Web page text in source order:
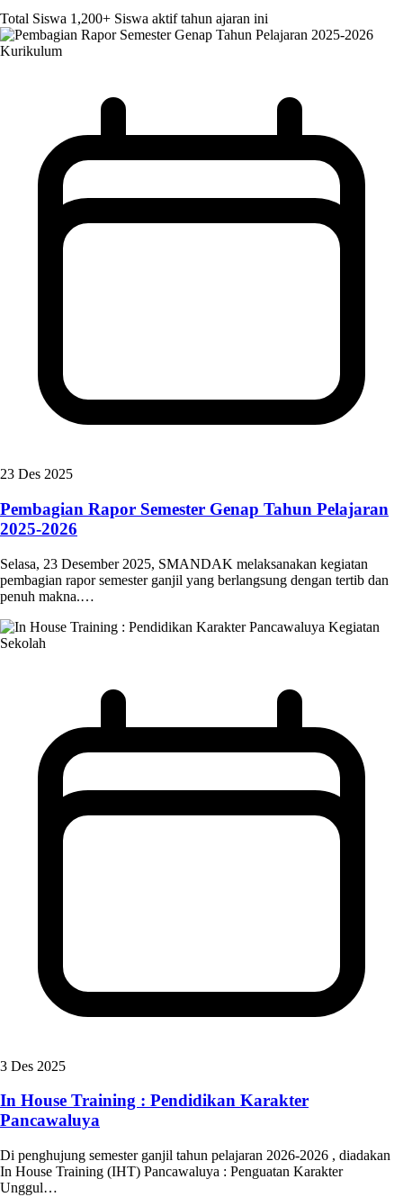
Total Siswa 1,200+ Siswa aktif tahun ajaran ini
Kurikulum
23 Des 2025
Pembagian Rapor Semester Genap Tahun Pelajaran
2025-2026
Selasa, 23 Desember 2025, SMANDAK melaksanakan kegiatan
pembagian rapor semester ganjil yang berlangsung dengan tertib dan
penuh makna.…
Kegiatan
Sekolah
3 Des 2025
In House Training : Pendidikan Karakter
Pancawaluya
Di penghujung semester ganjil tahun pelajaran 2026-2026 , diadakan
In House Training (IHT) Pancawaluya : Penguatan Karakter
Unggul…